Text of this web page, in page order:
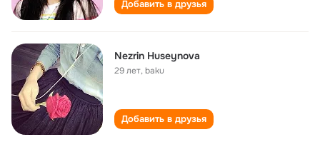
Добавить в друзья
Nezrin Huseynova
29 лет,baku
Добавить в друзья